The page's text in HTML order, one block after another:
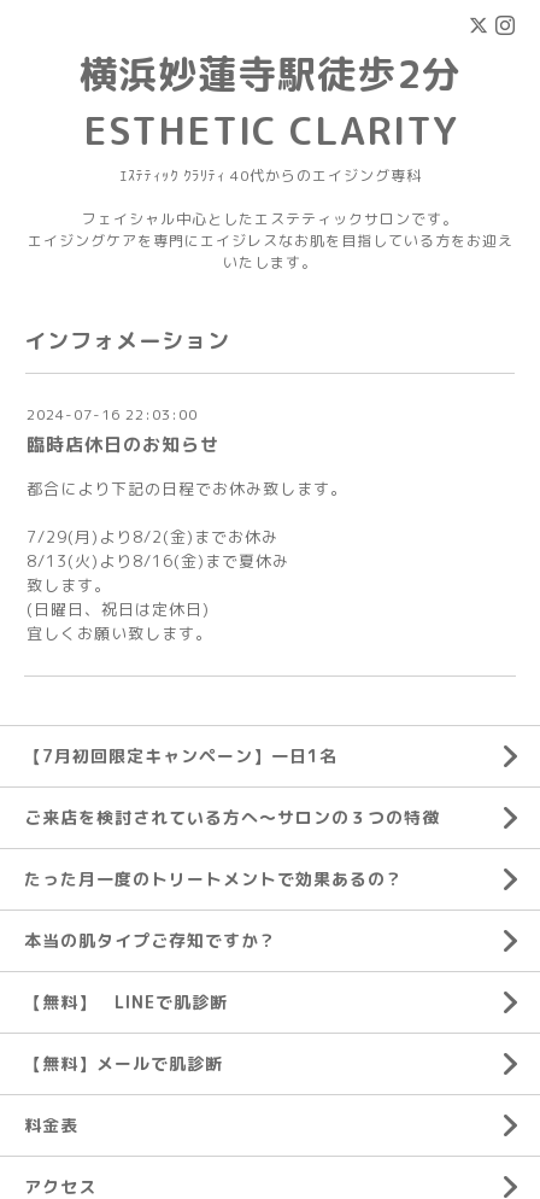
横浜妙蓮寺駅徒歩2分
ESTHETIC CLARITY
ｴｽﾃﾃｨｯｸ ｸﾗﾘﾃｨ 40代からのエイジング専科
フェイシャル中心としたエステティックサロンです。
エイジングケアを専門にエイジレスなお肌を目指している方をお迎え
いたします。
インフォメーション
2024-07-16 22:03:00
臨時店休日のお知らせ
都合により下記の日程でお休み致します。
7/29(月)より8/2(金)までお休み
8/13(火)より8/16(金)まで夏休み
致します。
(日曜日、祝日は定休日)
宜しくお願い致します。
【7月初回限定キャンペーン】一日1名
ご来店を検討されている方へ～サロンの３つの特徴
たった月一度のトリートメントで効果あるの？
本当の肌タイプご存知ですか？
【無料】 LINEで肌診断
【無料】メールで肌診断
料金表
アクセス